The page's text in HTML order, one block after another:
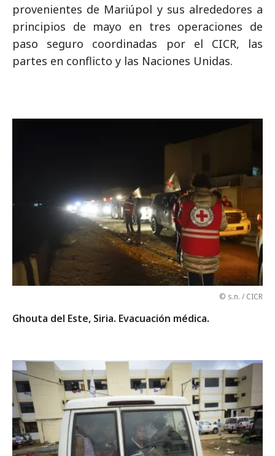
provenientes de Mariúpol y sus alrededores a
principios de mayo en tres operaciones de
paso seguro coordinadas por el CICR, las
partes en conflicto y las Naciones Unidas.
© s.n. / CICR
Ghouta del Este, Siria. Evacuación médica.